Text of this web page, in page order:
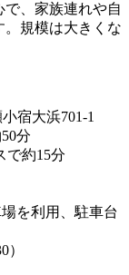
、家族連れや自
規模は大きくな
宿大浜701-1
分
で約15分
を利用、駐車台
）